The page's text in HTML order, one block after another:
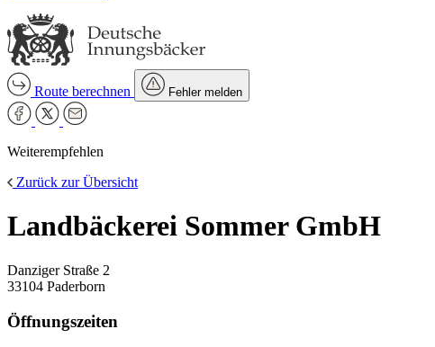
Route berechnen Fehler melden
Weiterempfehlen
Zurück zur Übersicht
Landbäckerei Sommer GmbH
Danziger Straße 2
33104 Paderborn
Öffnungszeiten